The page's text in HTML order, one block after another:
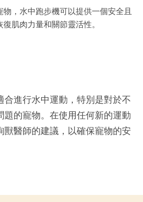
，水中跑步機可以提供一個安全且
肌肉力量和關節靈活性。
合進行水中運動，特別是對於不
題的寵物。在使用任何新的運動
獸醫師的建議，以確保寵物的安